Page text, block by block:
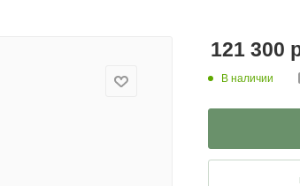
121 300
В наличии